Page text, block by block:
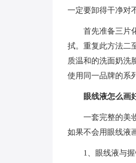
一定要卸得干净对
首先准备三片
拭。重复此方法二
质温和的洗面奶洗
使用同一品牌的系
眼线液怎么画
一套完整的美
如果不会用眼线液
1、眼线液与